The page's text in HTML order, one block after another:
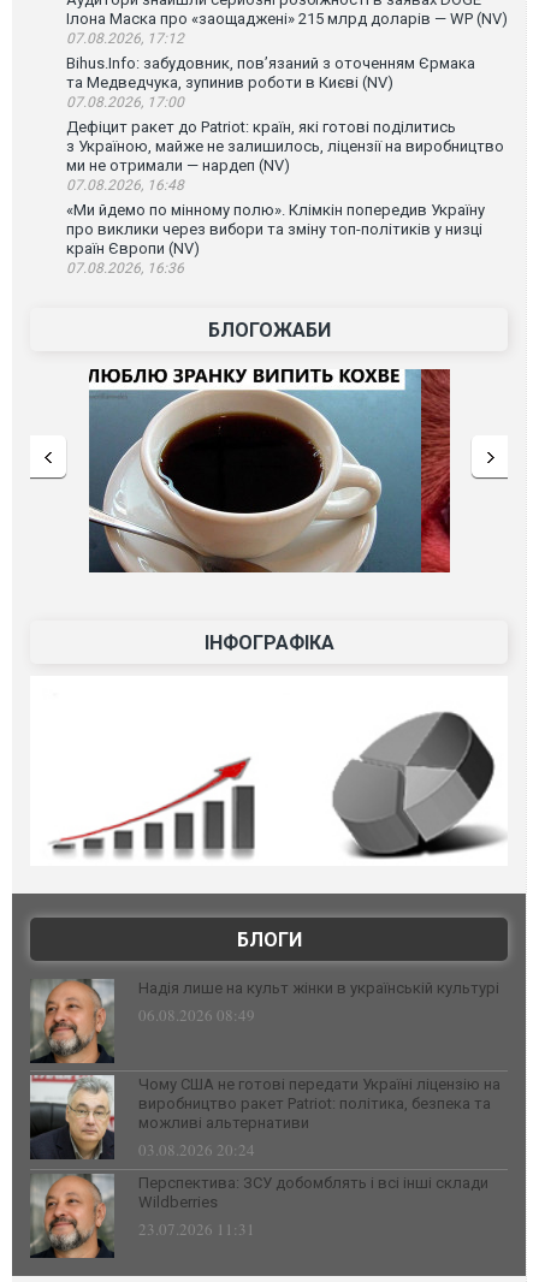
Ілона Маска про «заощаджені» 215 млрд доларів — WP (NV)
07.08.2026, 17:12
Bihus.Info: забудовник, пов’язаний з оточенням Єрмака
та Медведчука, зупинив роботи в Києві (NV)
07.08.2026, 17:00
Дефіцит ракет до Patriot: країн, які готові поділитись
з Україною, майже не залишилось, ліцензії на виробництво
ми не отримали — нардеп (NV)
07.08.2026, 16:48
«Ми йдемо по мінному полю». Клімкін попередив Україну
про виклики через вибори та зміну топ-політиків у низці
країн Європи (NV)
07.08.2026, 16:36
БЛОГОЖАБИ
ІНФОГРАФІКА
БЛОГИ
Надія лише на культ жінки в українській культурі
06.08.2026 08:49
Чому США не готові передати Україні ліцензію на
виробництво ракет Patriot: політика, безпека та
можливі альтернативи
03.08.2026 20:24
Перспектива: ЗСУ добомблять і всі інші склади
Wildberries
23.07.2026 11:31